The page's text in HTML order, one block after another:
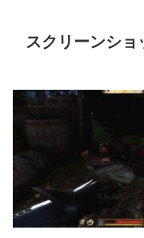
スクリーンシ